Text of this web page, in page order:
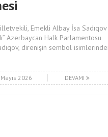
Emekli Albay İsa Sadıqov
Azerbaycan Halk Parlamentosu
direnişin sembol
2026 DEVAMI